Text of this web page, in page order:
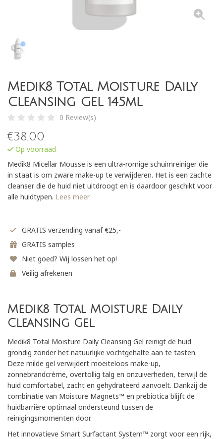
Medik8 Total Moisture Daily
Cleansing Gel 145ml
0 Review(s)
€38,00
Op voorraad
Medik8 Micellar Mousse is een ultra-romige schuimreiniger die
in staat is om zware make-up te verwijderen. Het is een zachte
cleanser die de huid niet uitdroogt en is daardoor geschikt voor
alle huidtypen. Lees meer
GRATIS verzending vanaf €25,-
GRATIS samples
Niet goed? Wij lossen het op!
Veilig afrekenen
Medik8 Total Moisture Daily
Cleansing Gel
Medik8 Total Moisture Daily Cleansing Gel reinigt de huid
grondig zonder het natuurlijke vochtgehalte aan te tasten.
Deze milde gel verwijdert moeiteloos make-up,
zonnebrandcrème, overtollig talg en onzuiverheden, terwijl de
huid comfortabel, zacht en gehydrateerd aanvoelt. Dankzij de
combinatie van Moisture Magnets™ en prebiotica blijft de
huidbarrière optimaal ondersteund tussen de
reinigingsmomenten door.
Het innovatieve Smart Surfactant System™ zorgt voor een rijk,